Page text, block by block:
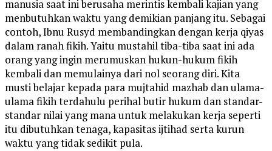
manusia saat ini berusaha merintis kembali kajian yang
menbutuhkan waktu yang demikian panjang itu. Sebagai
contoh, Ibnu Rusyd membandingkan dengan kerja qiyas
dalam ranah fikih. Yaitu mustahil tiba-tiba saat ini ada
orang yang ingin merumuskan hukun-hukum fikih
kembali dan memulainya dari nol seorang diri. Kita
musti belajar kepada para mujtahid mazhab dan ulama-
ulama fikih terdahulu perihal butir hukum dan standar-
standar nilai yang mana untuk melakukan kerja seperti
itu dibutuhkan tenaga, kapasitas ijtihad serta kurun
waktu yang tidak sedikit pula.